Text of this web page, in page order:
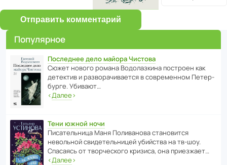
Отправить комментарий
Популярное
Последнее дело майора Чистова
Сюжет нового романа Водо­ла­з­кина пост­роен как
дете­ктив и разво­ра­чи­ва­ется в совре­менном Пете­р­
бурге. Убивают…
‹Далее›
Тени южной ночи
Писа­тель­ница Маня Поли­ва­нова стано­вится
невольной свиде­тель­ницей убийства на тв-шоу.
Спасаясь от твор­че­с­кого кризиса, она приезжает…
‹Далее›